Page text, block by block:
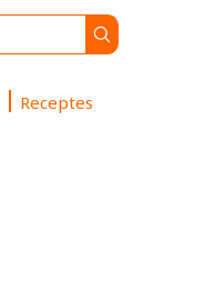
Receptes